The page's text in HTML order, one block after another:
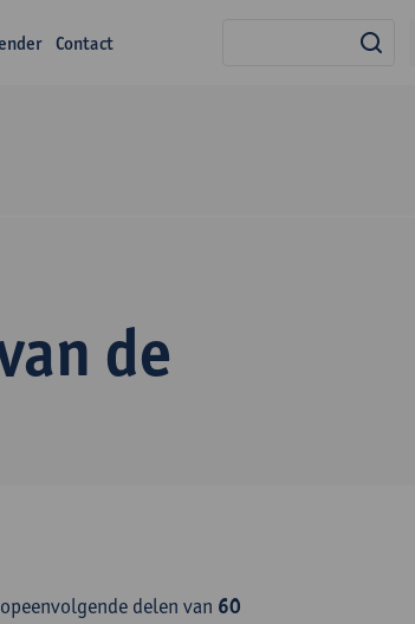
Contact
de
delen van 60